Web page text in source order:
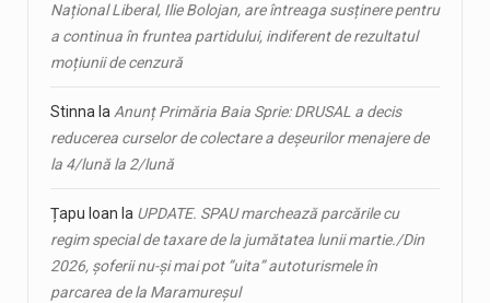
Național Liberal, Ilie Bolojan, are întreaga susținere pentru
a continua în fruntea partidului, indiferent de rezultatul
moțiunii de cenzură
Stinna laAnunț Primăria Baia Sprie: DRUSAL a decis
reducerea curselor de colectare a deșeurilor menajere de
la 4/lună la 2/lună
Țapu Ioan la UPDATE. SPAU marchează parcările cu
regim special de taxare de la jumătatea lunii martie./Din
2026, șoferii nu-și mai pot ”uita” autoturismele în
parcarea de la Maramureșul